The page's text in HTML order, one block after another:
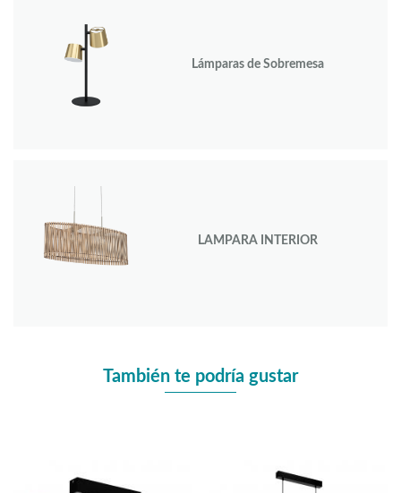
Lámparas de Sobremesa
LAMPARA INTERIOR
También te podría gustar